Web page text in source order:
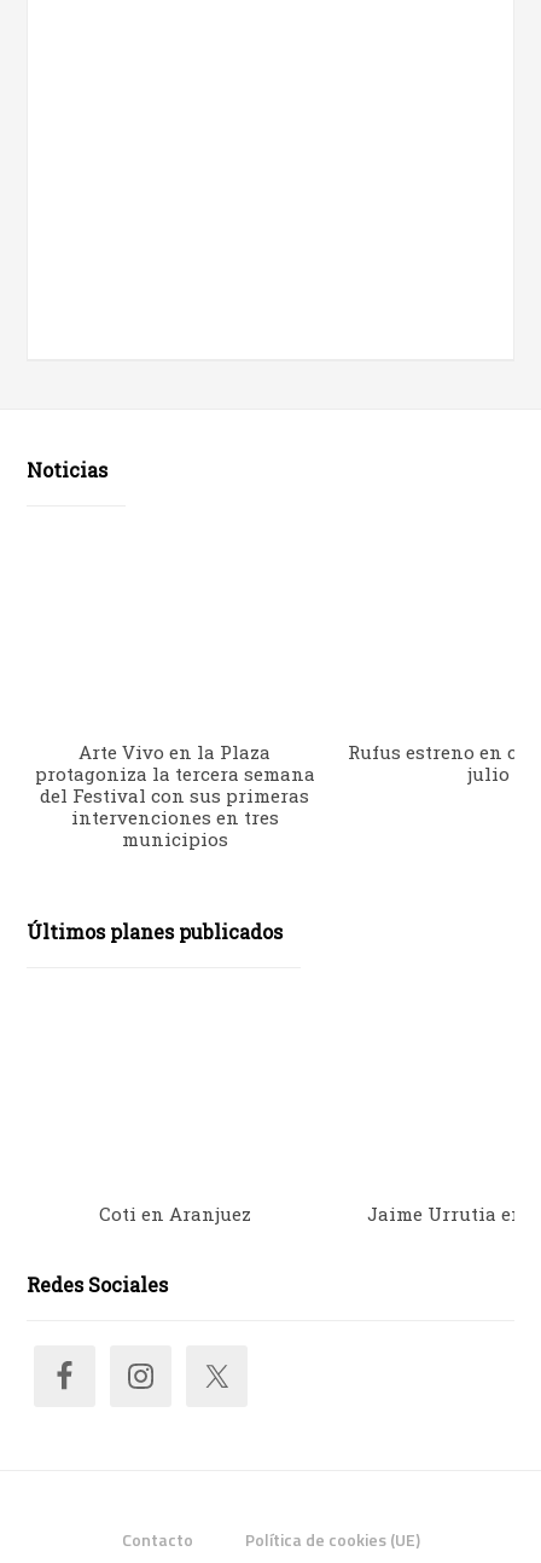
Noticias
Arte Vivo en la Plaza
protagoniza la tercera semana
del Festival con sus primeras
intervenciones en tres
municipios
Rufus estreno en
julio
Últimos planes publicados
Coti en Aranjuez Jaime Urrutia en
Redes Sociales
Contacto Política de cookies (UE)